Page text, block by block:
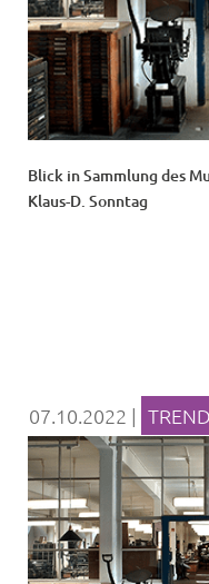
Blick in Sammlung des
Klaus-D. Sonntag
07.10.2022 |